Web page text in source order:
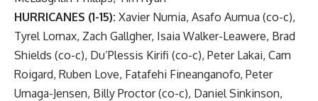
HURRICANES (1-15): Xavier Numia, Asafo Aumua (co-c),
Tyrel Lomax, Zach Gallgher, Isaia Walker-Leawere, Brad
Shields (co-c), Du’Plessis Kirifi (co-c), Peter Lakai, Cam
Roigard, Ruben Love, Fatafehi Fineanganofo, Peter
Umaga-Jensen, Billy Proctor (co-c), Daniel Sinkinson,